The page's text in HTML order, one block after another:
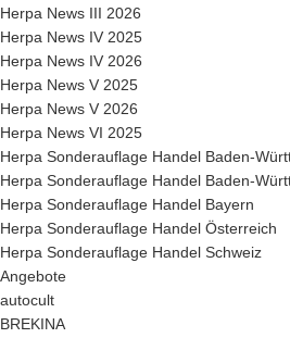
Herpa News III 2026
Herpa News IV 2025
Herpa News IV 2026
Herpa News V 2025
Herpa News V 2026
Herpa News VI 2025
Herpa Sonderauflage Handel Baden-
Herpa Sonderauflage Handel Baden-
Herpa Sonderauflage Handel Bayern
Herpa Sonderauflage Handel Österreich
Herpa Sonderauflage Handel Schweiz
Angebote
autocult
BREKINA